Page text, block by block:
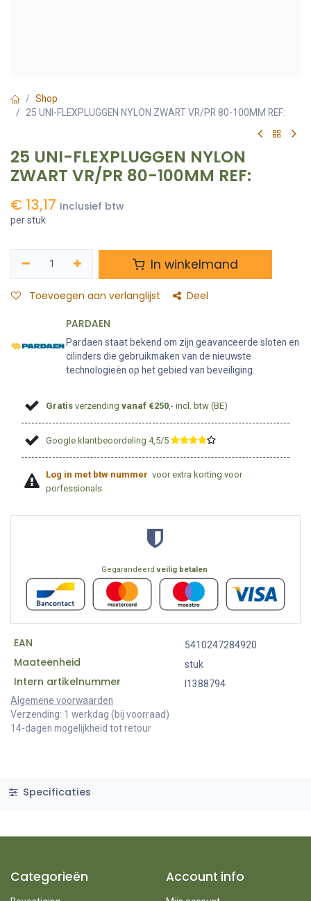
Shop
25 UNI-FLEXPLUGGEN NYLON ZWART VR/PR 80-100MM REF:
25 UNI-FLEXPLUGGEN NYLON
ZWART VR/PR 80-100MM REF:
€ 13,17 Inclusief btw
per stuk
In winkelmand
Toevoegen aan verlanglijst Deel
PARDAEN
Pardaen staat bekend om zijn geavanceerde sloten en
cilinders die gebruikmaken van de nieuwste
technologieën op het gebied van beveiliging.
Gratis verzendingvanaf €250 ,- incl. btw (BE)
Google klantbeoordeling 4,5/5 ​
Log in met btw nummer voor extra korting voor
porfessionals
Gegarandeerdveilig betalen
EAN 5410247284920
Maateenheid stuk
Intern artikelnummer
I1388794
Algemene voorwaarden
Verzending: 1 werkdag (bij voorraad)
14-dagen mogelijkheid tot retour
Specificaties
Categorieën Account info